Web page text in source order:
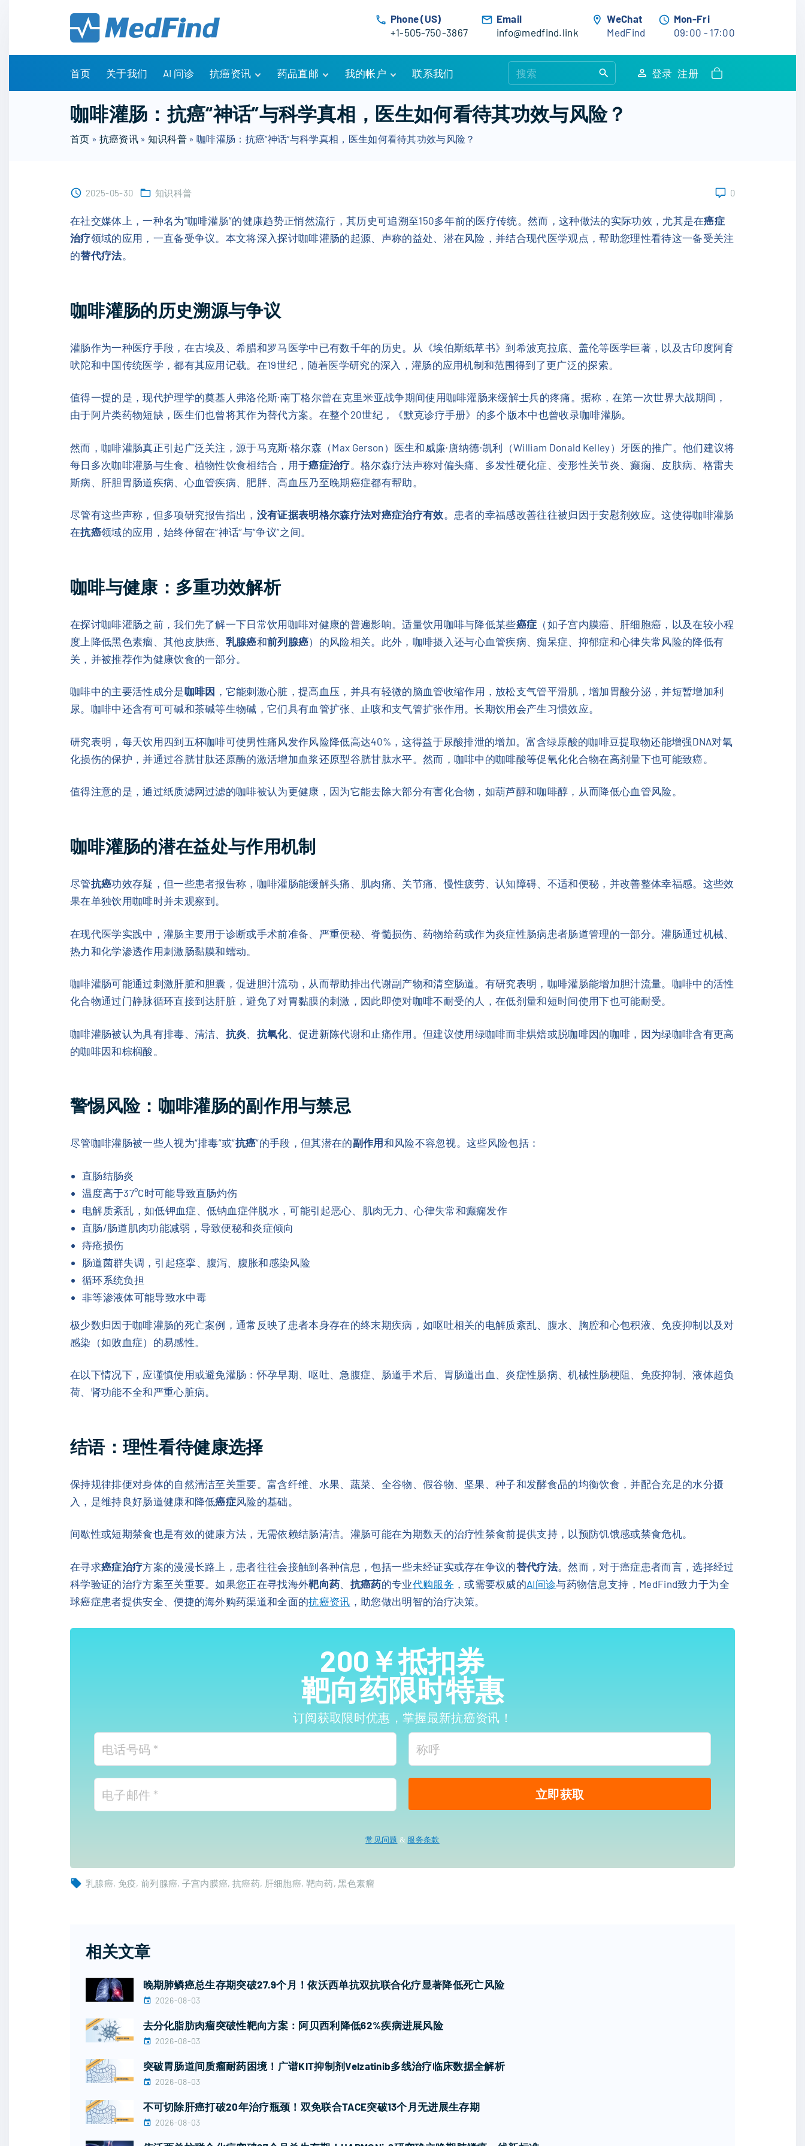
Phone (US)
+1-505-750-3867
Email
info@medfind.link
WeChat
MedFind
Mon-Fri
09:00 - 17:00
首页 关于我们 AI 问诊 抗癌资讯
有问有答
诊疗指南
药物信息
药品直邮
购物车
订单追踪
优惠活动
我的帐户
账户详情
我的订单
联系我们
e
r
:
登录 注册
咖啡灌肠：抗癌“神话”与科学真相，医生如何看待其功效与风险？
首页 » 抗癌资讯» 知识科普 »咖啡灌肠：抗癌“神话”与科学真相，医生如何看待其功效与风险？
2025-05-30 知识科普 0
在社交媒体上，一种名为“咖啡灌肠”的健康趋势正悄然流行，其历史可追溯至150多年前的医疗传统。然而，这种做法的实际功效，尤其是在癌症
治疗领域的应用，一直备受争议。本文将深入探讨咖啡灌肠的起源、声称的益处、潜在风险，并结合现代医学观点，帮助您理性看待这一备受关注
的替代疗法。
咖啡灌肠的历史溯源与争议
灌肠作为一种医疗手段，在古埃及、希腊和罗马医学中已有数千年的历史。从《埃伯斯纸草书》到希波克拉底、盖伦等医学巨著，以及古印度阿育
吠陀和中国传统医学，都有其应用记载。在19世纪，随着医学研究的深入，灌肠的应用机制和范围得到了更广泛的探索。
值得一提的是，现代护理学的奠基人弗洛伦斯·南丁格尔曾在克里米亚战争期间使用咖啡灌肠来缓解士兵的疼痛。据称，在第一次世界大战期间，
由于阿片类药物短缺，医生们也曾将其作为替代方案。在整个20世纪，《默克诊疗手册》的多个版本中也曾收录咖啡灌肠。
然而，咖啡灌肠真正引起广泛关注，源于马克斯·格尔森（Max Gerson）医生和威廉·唐纳德·凯利（William Donald Kelley）牙医的推广。他们建议将
每日多次咖啡灌肠与生食、植物性饮食相结合，用于癌症治疗 。格尔森疗法声称对偏头痛、多发性硬化症、变形性关节炎、癫痫、皮肤病、格雷夫
斯病、肝胆胃肠道疾病、心血管疾病、肥胖、高血压乃至晚期癌症都有帮助。
尽管有这些声称，但多项研究报告指出， 没有证据表明格尔森疗法对癌症治疗有效。患者的幸福感改善往往被归因于安慰剂效应。这使得咖啡灌肠
在抗癌领域的应用，始终停留在“神话”与“争议”之间。
咖啡与健康：多重功效解析
在探讨咖啡灌肠之前，我们先了解一下日常饮用咖啡对健康的普遍影响。适量饮用咖啡与降低某些癌症 （如子宫内膜癌、肝细胞癌，以及在较小程
度上降低黑色素瘤、其他皮肤癌、 乳腺癌和前列腺癌）的风险相关。此外，咖啡摄入还与心血管疾病、痴呆症、抑郁症和心律失常风险的降低有
关，并被推荐作为健康饮食的一部分。
咖啡中的主要活性成分是咖啡因 ，它能刺激心脏，提高血压，并具有轻微的脑血管收缩作用，放松支气管平滑肌，增加胃酸分泌，并短暂增加利
尿。咖啡中还含有可可碱和茶碱等生物碱，它们具有血管扩张、止咳和支气管扩张作用。长期饮用会产生习惯效应。
研究表明，每天饮用四到五杯咖啡可使男性痛风发作风险降低高达40%，这得益于尿酸排泄的增加。富含绿原酸的咖啡豆提取物还能增强DNA对氧
化损伤的保护，并通过谷胱甘肽还原酶的激活增加血浆还原型谷胱甘肽水平。然而，咖啡中的咖啡酸等促氧化化合物在高剂量下也可能致癌。
值得注意的是，通过纸质滤网过滤的咖啡被认为更健康，因为它能去除大部分有害化合物，如葫芦醇和咖啡醇，从而降低心血管风险。
咖啡灌肠的潜在益处与作用机制
尽管抗癌功效存疑，但一些患者报告称，咖啡灌肠能缓解头痛、肌肉痛、关节痛、慢性疲劳、认知障碍、不适和便秘，并改善整体幸福感。这些效
果在单独饮用咖啡时并未观察到。
在现代医学实践中，灌肠主要用于诊断或手术前准备、严重便秘、脊髓损伤、药物给药或作为炎症性肠病患者肠道管理的一部分。灌肠通过机械、
热力和化学渗透作用刺激肠黏膜和蠕动。
咖啡灌肠可能通过刺激肝脏和胆囊，促进胆汁流动，从而帮助排出代谢副产物和清空肠道。有研究表明，咖啡灌肠能增加胆汁流量。咖啡中的活性
化合物通过门静脉循环直接到达肝脏，避免了对胃黏膜的刺激，因此即使对咖啡不耐受的人，在低剂量和短时间使用下也可能耐受。
咖啡灌肠被认为具有排毒、清洁、 抗炎 抗氧化、促进新陈代谢和止痛作用。但建议使用绿咖啡而非烘焙或脱咖啡因的咖啡，因为绿咖啡含有更高
的咖啡因和棕榈酸。
警惕风险：咖啡灌肠的副作用与禁忌
尽管咖啡灌肠被一些人视为“排毒”或“抗癌”的手段，但其潜在的副作用和风险不容忽视。这些风险包括：
直肠结肠炎
温度高于37°C时可能导致直肠灼伤
电解质紊乱，如低钾血症、低钠血症伴脱水，可能引起恶心、肌肉无力、心律失常和癫痫发作
直肠/肠道肌肉功能减弱，导致便秘和炎症倾向
痔疮损伤
肠道菌群失调，引起痉挛、腹泻、腹胀和感染风险
循环系统负担
非等渗液体可能导致水中毒
极少数归因于咖啡灌肠的死亡案例，通常反映了患者本身存在的终末期疾病，如呕吐相关的电解质紊乱、腹水、胸腔和心包积液、免疫抑制以及对
感染（如败血症）的易感性。
在以下情况下，应谨慎使用或避免灌肠：怀孕早期、呕吐、急腹症、肠道手术后、胃肠道出血、炎症性肠病、机械性肠梗阻、免疫抑制、液体超负
荷、肾功能不全和严重心脏病。
结语：理性看待健康选择
保持规律排便对身体的自然清洁至关重要。富含纤维、水果、蔬菜、全谷物、假谷物、坚果、种子和发酵食品的均衡饮食，并配合充足的水分摄
入，是维持良好肠道健康和降低癌症风险的基础。
间歇性或短期禁食也是有效的健康方法，无需依赖结肠清洁。灌肠可能在为期数天的治疗性禁食前提供支持，以预防饥饿感或禁食危机。
在寻求癌症治疗方案的漫漫长路上，患者往往会接触到各种信息，包括一些未经证实或存在争议的替代疗法。然而，对于癌症患者而言，选择经过
科学验证的治疗方案至关重要。如果您正在寻找海外靶向药 抗癌药的专业代购服务 ，或需要权威的AI问诊与药物信息支持，MedFind致力于为全
球癌症患者提供安全、便捷的海外购药渠道和全面的抗癌资讯 ，助您做出明智的治疗决策。
200￥抵扣券
靶向药限时特惠
订阅获取限时优惠，掌握最新抗癌资讯！
常见问题 & 服务条款
乳腺癌 免疫 前列腺癌 子宫内膜癌 抗癌药 肝细胞癌 靶向药 黑色素瘤
相关文章
晚期肺鳞癌总生存期突破27.9个月！依沃西单抗双抗联合化疗显著降低死亡风险
2026-08-03
去分化脂肪肉瘤突破性靶向方案：阿贝西利降低62%疾病进展风险
2026-08-03
突破胃肠道间质瘤耐药困境！广谱KIT抑制剂Velzatinib多线治疗临床数据全解析
2026-08-03
不可切除肝癌打破20年治疗瓶颈！双免联合TACE突破13个月无进展生存期
2026-08-03